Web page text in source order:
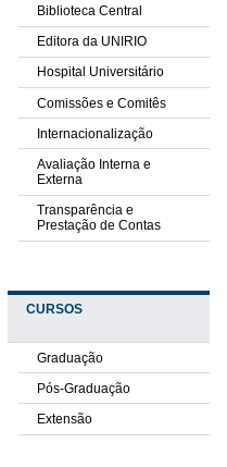
Biblioteca Central
Editora da UNIRIO
Hospital Universitário
Comissões e Comitês
Internacionalização
Avaliação Interna e
Externa
Transparência e
Prestação de Contas
CURSOS
Graduação
Pós-Graduação
Extensão